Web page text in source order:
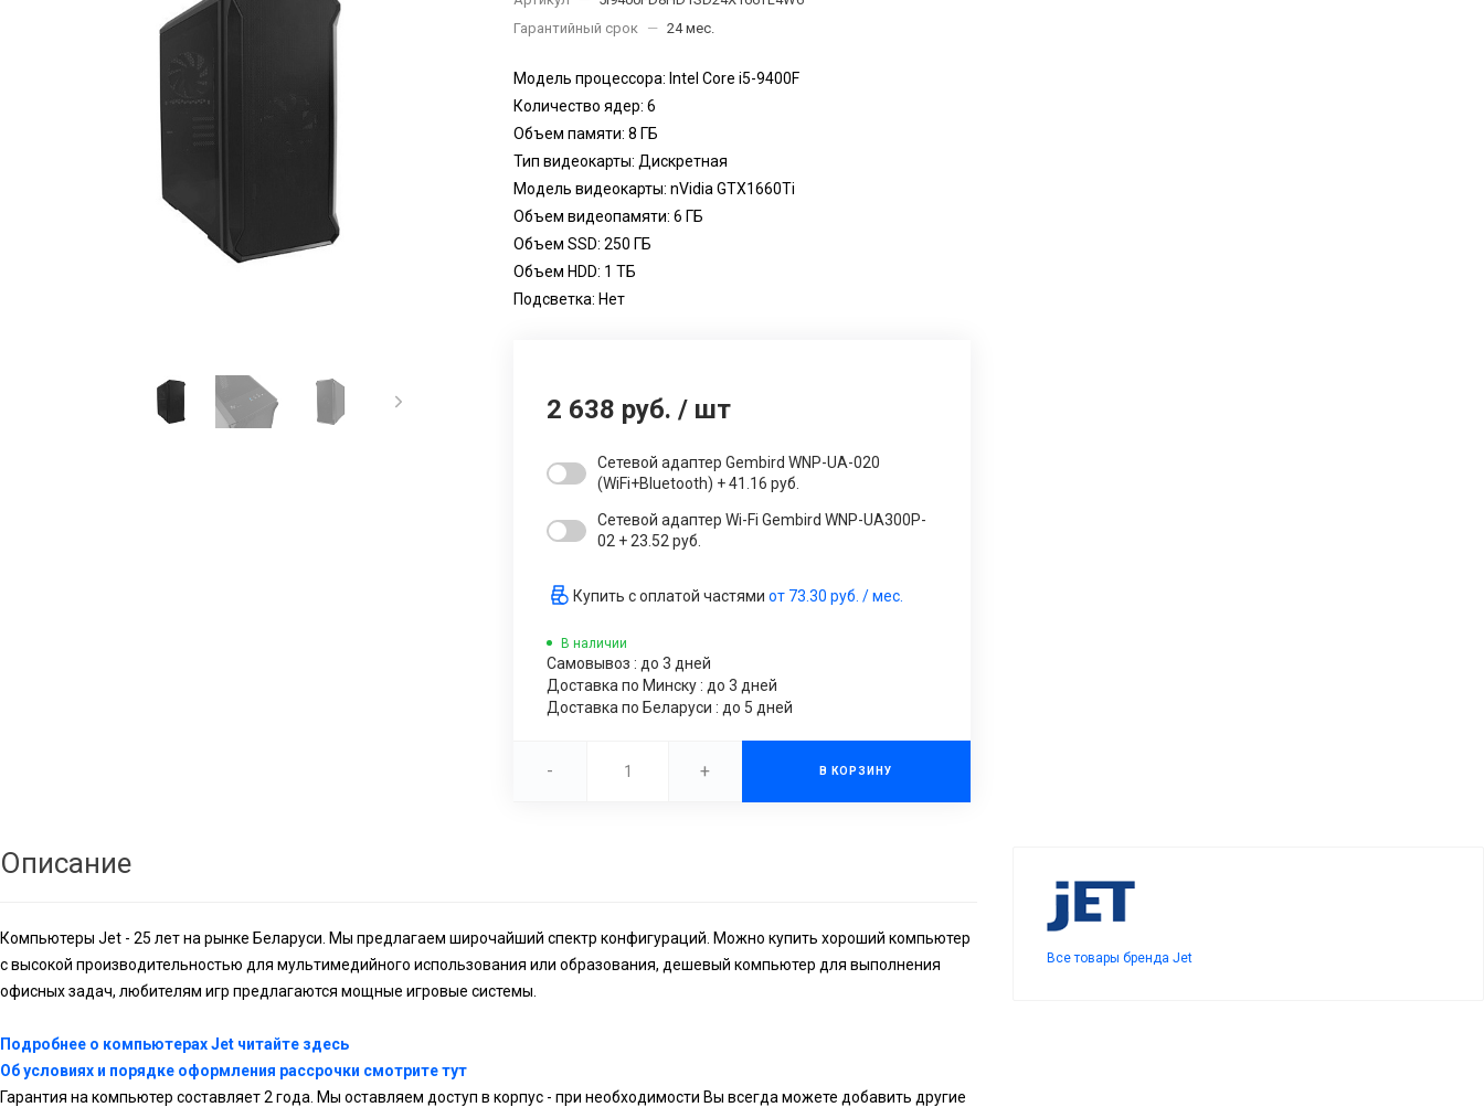
Гарантийный срок
— 24 мес.
Модель процессора: Intel Core i5-9400F
Количество ядер: 6
Объем памяти: 8 ГБ
Тип видеокарты: Дискретная
Модель видеокарты: nVidia GTX1660Ti
Объем видеопамяти: 6 ГБ
Объем SSD: 250 ГБ
Объем HDD: 1 TБ
Подсветка: Нет
2 638 руб. / шт
Сетевой адаптер Gembird WNP-UA-020
(WiFi+Bluetooth) + 41.16 руб.
Сетевой адаптер Wi-Fi Gembird WNP-UA300P-
02 + 23.52 руб.
Купить с оплатой частямиот 73.30 руб. / мес.
В наличии
Самовывоз : до 3 дней
Доставка по Минску : до 3 дней
Доставка по Беларуси : до 5 дней
- + В КОРЗИНУ
Описание
Компьютеры Jet - 25 лет на рынке Беларуси. Мы предлагаем широчайший спектр конфигураций. Можно купить хороший компьютер
с высокой производительностью для мультимедийного использования или образования, дешевый компьютер для выполнения
офисных задач, любителям игр предлагаются мощные игровые системы.
Подробнее о компьютерах Jet читайте здесь
Об условиях и порядке оформления рассрочки смотрите тут
Гарантия на компьютер составляет 2 года. Мы оставляем доступ в корпус - при необходимости Вы всегда можете добавить другие
Все товары бренда Jet